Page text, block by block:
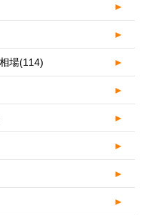
►
►
場(114) ►
►
►
►
►
►